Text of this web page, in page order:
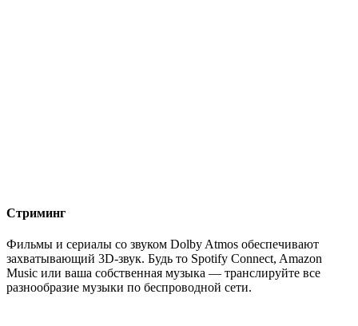
Стриминг
Фильмы и сериалы со звуком Dolby Atmos обеспечивают
захватывающий 3D-звук. Будь то Spotify Connect, Amazon
Music или ваша собственная музыка — транслируйте все
разнообразие музыки по беспроводной сети.